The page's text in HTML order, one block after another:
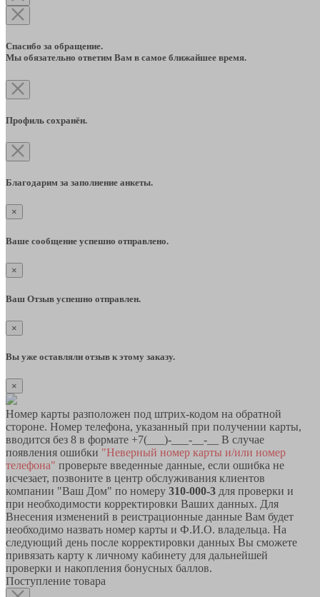
Спасибо за обращение.
Мы обязательно ответим Вам в самое ближайшее время.
Профиль сохранён.
Благодарим за заполнение анкеты.
×
Ваше сообщение успешно отправлено.
×
Ваш Отзыв успешно отправлен.
×
Вы уже оставляли отзыв к этому заказу.
×
Номер карты разположен под штрих-кодом на обратной
стороне. Номер телефона, указанный при получении карты,
вводится без 8 в формате +7(___)-___-__-__ В случае
появления ошибки "Неверный номер карты и/или номер
телефона" проверьте введенные данные, если ошибка не
исчезает, позвоните в центр обслуживания клиентов
компании "Ваш Дом" по номеру 310-000-3 для проверки и
при необходимости корректировки Ваших данных. Для
Внесения изменений в реистрационные данные Вам будет
необходимо назвать номер карты и Ф.И.О. владельца. На
следующий день после корректировки данных Вы сможете
привязать карту к личному кабинету для дальнейшей
проверки и накопления бонусных баллов.
Поступление товара